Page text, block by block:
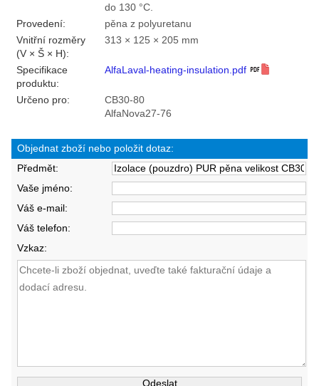
do 130 °C.
Provedení:
pěna z polyuretanu
Vnitřní rozměry
(V × Š × H):
313 × 125 × 205 mm
Specifikace
produktu:
AlfaLaval-heating-insulation.pdf
Určeno pro:
CB30-80
AlfaNova27-76
Objednat zboží nebo položit dotaz:
Předmět:
Vaše jméno:
Váš e-mail:
Váš telefon:
Vzkaz: